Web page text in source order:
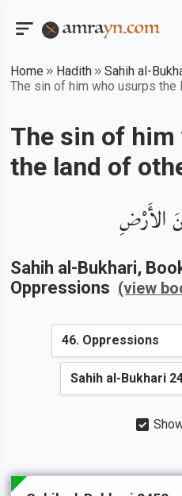
Home Hadith Sahih al-
The sin of him who usurps the
The sin of
the land of
الأَرْضِ
Sahih al-Bukhari,
Oppressions (view